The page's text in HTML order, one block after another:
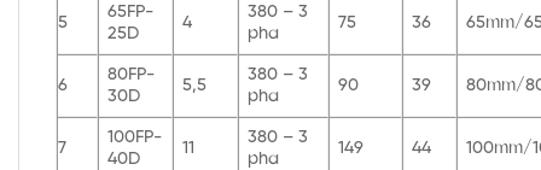
5
65FP-
25D
4
380 – 3
pha
75 36 65mm/
6
80FP-
30D
5,5
380 – 3
pha
90 39 80mm/
7
100FP-
40D
11
380 – 3
pha
149 44 100mm/